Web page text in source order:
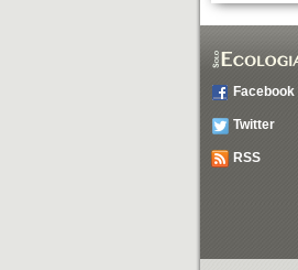
Facebook
Twitter
RSS